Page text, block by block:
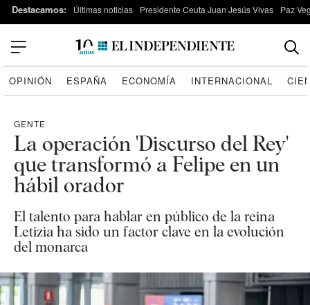
Destacamos: Últimas noticias Presidente Ceuta Juan Jesús Vivas Paz
OPINIÓN ESPAÑA ECONOMÍA INTERNACIONAL
GENTE
La operación 'Discurso del Rey'
que transformó a Felipe en un
hábil orador
El talento para hablar en público de la reina
Letizia ha sido un factor clave en la evolución
del monarca